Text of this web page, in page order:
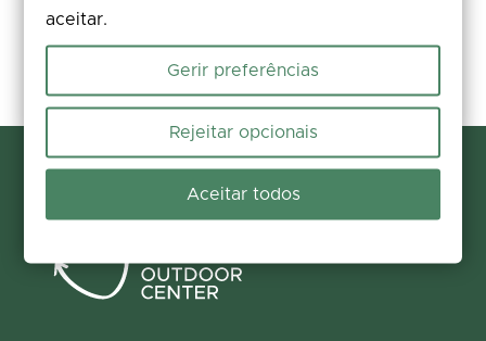
Partilha a tua experiência
Participar agora
aceitar.
Gerir preferências
Rejeitar opcionais
Aceitar todos